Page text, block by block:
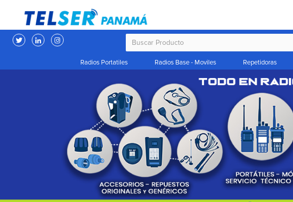
Radios Portatiles Radios Base - Moviles Repetidoras